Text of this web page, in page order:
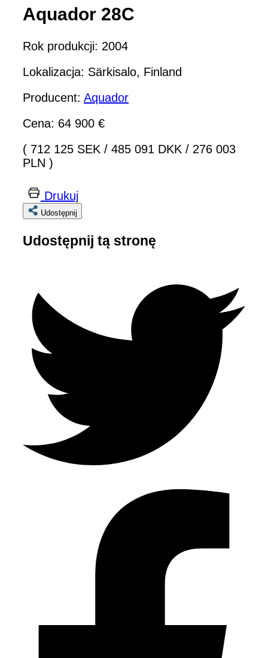
Aquador 28C
Rok produkcji: 2004
Lokalizacja: Särkisalo, Finland
Producent: Aquador
Cena: 64 900 €
( 712 125 SEK / 485 091 DKK / 276 003
PLN )
Drukuj
Udostępnij
Udostępnij tą stronę